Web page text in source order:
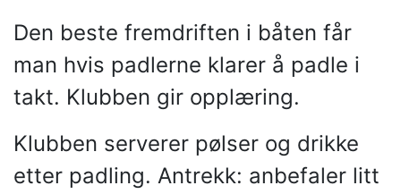
Den beste fremdriften i båten får
man hvis padlerne klarer å padle i
takt. Klubben gir opplæring.
Klubben serverer pølser og drikke
etter padling. Antrekk: anbefaler litt